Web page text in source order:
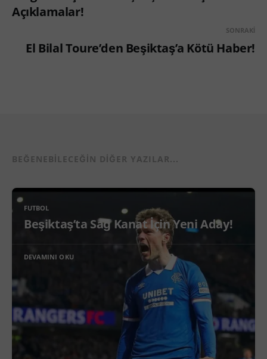
Açıklamalar!
SONRAKI
El Bilal Toure’den Beşiktaş’a Kötü Haber!
BEĞENEBILECEĞIN DIĞER YAZILAR...
FUTBOL
Beşiktaş’ta Sağ Kanat İçin Yeni Aday!
DEVAMINI OKU